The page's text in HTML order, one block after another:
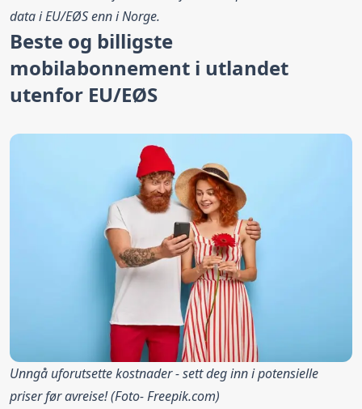
data i EU/EØS enn i Norge.
Beste og billigste
mobilabonnement i utlandet
utenfor EU/EØS
Unngå uforutsette kostnader - sett deg inn i potensielle
priser før avreise! (Foto-Freepik.com)